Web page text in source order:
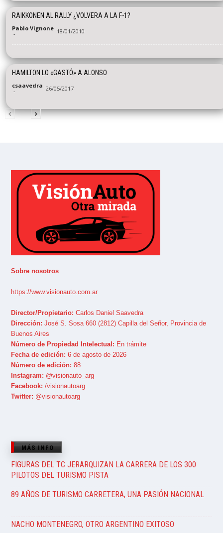
RAIKKONEN AL RALLY ¿VOLVERA A LA F-1?
Pablo Vignone
- 18/01/2010
HAMILTON LO «GASTÓ» A ALONSO
csaavedra
- 26/05/2017
Sobre nosotros
https://www.visionauto.com.ar
Director/Propietario: Carlos Daniel Saavedra
Dirección: José S. Sosa 660 (2812) Capilla del Señor, Provincia de
Buenos Aires
Número de Propiedad Intelectual: En trámite
Fecha de edición: 6 de agosto de 2026
Número de edición: 88
Instagram: @visionauto_arg
Facebook: /visionautoarg
Twitter: @visionautoarg
MÁS INFO
FIGURAS DEL TC JERARQUIZAN LA CARRERA DE LOS 300
PILOTOS DEL TURISMO PISTA
89 AÑOS DE TURISMO CARRETERA, UNA PASIÓN NACIONAL
NACHO MONTENEGRO, OTRO ARGENTINO EXITOSO